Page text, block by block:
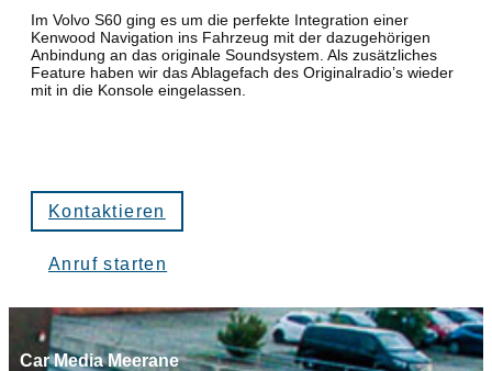
Im Volvo S60 ging es um die perfekte Integration einer
Kenwood Navigation ins Fahrzeug mit der dazugehörigen
Anbindung an das originale Soundsystem. Als zusätzliches
Feature haben wir das Ablagefach des Originalradio’s wieder
mit in die Konsole eingelassen.
Kontaktieren
Anruf starten
Car Media Meerane